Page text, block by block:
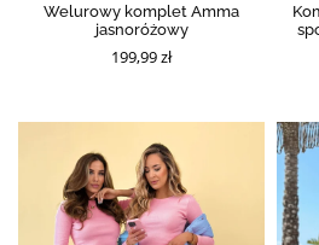
Welurowy komplet Amma
jasnoróżowy
199,99 zł